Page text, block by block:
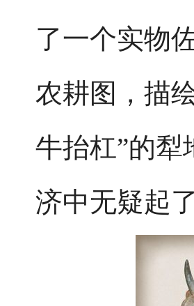
了一个实物
农耕图，描
牛抬杠”的
济中无疑起